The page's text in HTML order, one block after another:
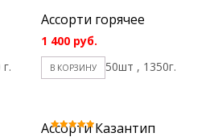
Ассорти горячее
1 400 руб.
В КОРЗИНУ 50шт , 1350г.
Ассорти Казантип